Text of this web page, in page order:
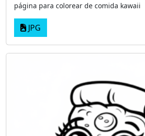
página para colorear de comida kawaii
JPG